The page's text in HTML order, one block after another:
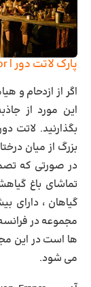
پارک لاتت دور | Parc de la Tête d’or
اگر از ازدحام و
این مورد از
بگذارنید. لاتت
بزرگ از میان
در صورتی که
تماشای باغ
مجموعه در
می شود.